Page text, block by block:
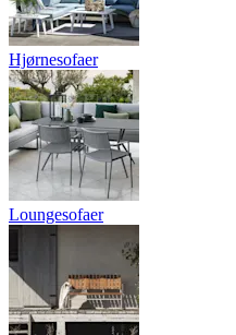
Hjørnesofaer
Loungesofaer